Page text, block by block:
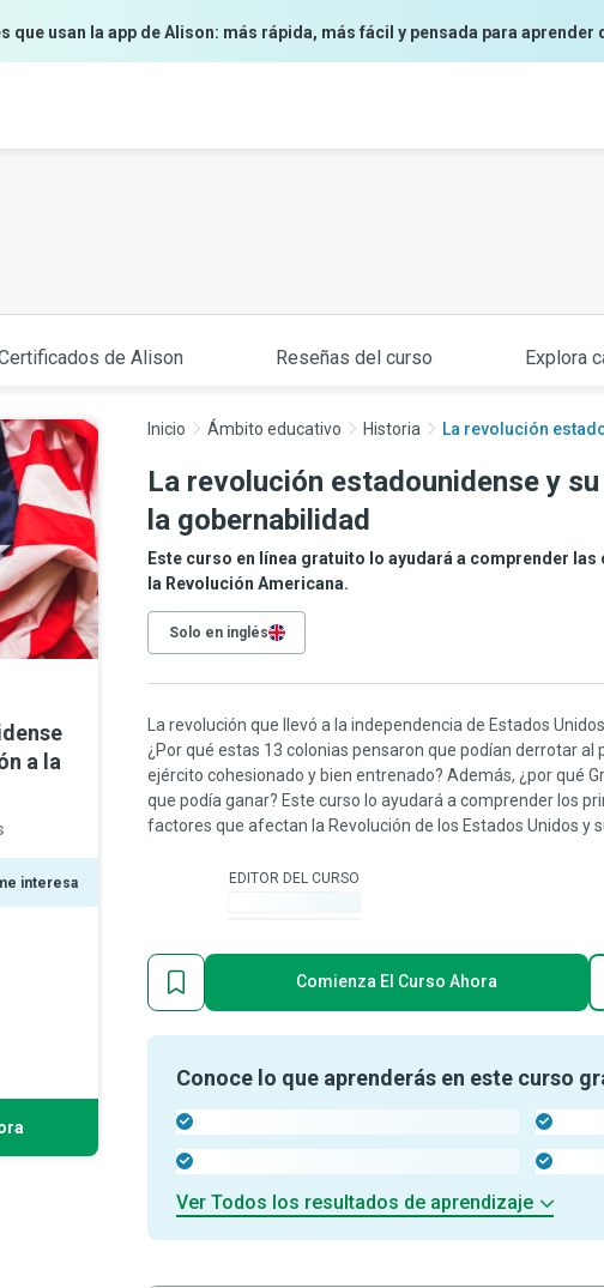
que usan la app de Alison: más rápida, más fácil y pensada para
de Alison Reseñas del curso Explora
a la
interesa
Inicio Ámbito educativo Historia La revolución
La revolución estadounidense y
la gobernabilidad
Este curso en línea gratuito lo ayudará a comprender
la Revolución Americana.
Solo en inglés
La revolución que llevó a la independencia de Estados
¿Por qué estas 13 colonias pensaron que podían derrotar al
ejército cohesionado y bien entrenado? Además, ¿por qué
que podía ganar? Este curso lo ayudará a comprender los
factores que afectan la Revolución de los Estados Unidos y
EDITOR DEL CURSO
Comienza El Curso Ahora
Conoce lo que aprenderás en este curso
Ver Todos los resultados de aprendizaje